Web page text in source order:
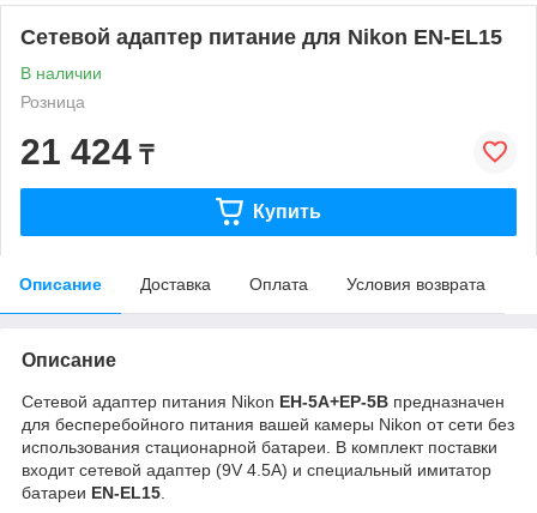
Сетевой адаптер питание для Nikon EN-EL15
В наличии
Розница
21 424 ₸
Купить
Описание Доставка Оплата Условия возврата
Описание
Сетевой адаптер питания Nikon EH-5A+EP-5B предназначен
для бесперебойного питания вашей камеры Nikon от сети без
использования стационарной батареи. В комплект поставки
входит сетевой адаптер (9V 4.5A) и специальный имитатор
батареи EN-EL15